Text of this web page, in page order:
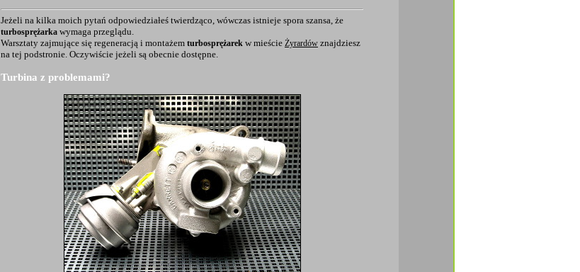
Jeżeli na kilka moich pytań odpowiedziałeś twierdząco, wówczas istnieje spora szansa, że
turbosprężarka wymaga przeglądu.
Warsztaty zajmujące się regeneracją i montażem turbosprężarek w mieście Żyrardów znajdziesz
na tej podstronie. Oczywiście jeżeli są obecnie dostępne.
Turbina z problemami?